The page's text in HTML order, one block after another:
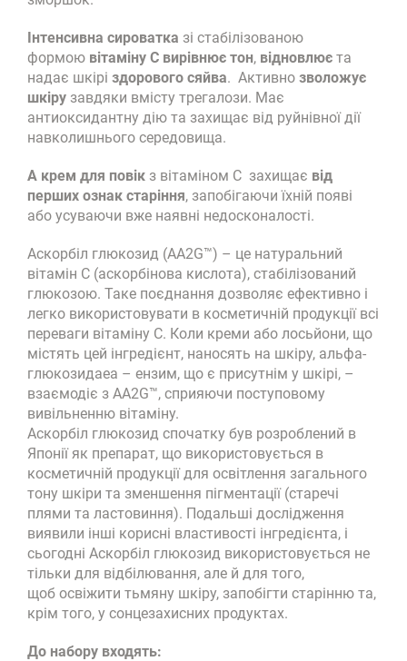
Інтенсивна сироватка зі стабілізованою
формою вітаміну С вирівнює тон, відновлює та
надає шкірі здорового сяйва. Активно зволожує
шкіру завдяки вмісту трегалози. Має
антиоксидантну дію та захищає від руйнівної дії
навколишнього середовища.
А крем для повік з вітаміном С захищає від
перших ознак старіння, запобігаючи їхній появі
або усуваючи вже наявні недосконалості.
Аскорбіл глюкозид (AA2G™) – це натуральний
вітамін С (аскорбінова кислота), стабілізований
глюкозою. Таке поєднання дозволяє ефективно і
легко використовувати в косметичній продукції всі
переваги вітаміну С. Коли креми або лосьйони, що
містять цей інгредієнт, наносять на шкіру, альфа-
глюкозидаеа – ензим, що є присутнім у шкірі, –
взаємодіє з AA2G™, сприяючи поступовому
вивільненню вітаміну.
Аскорбіл глюкозид спочатку був розроблений в
Японії як препарат, що використовується в
косметичній продукції для освітлення загального
тону шкіри та зменшення пігментації (старечі
плями та ластовиння). Подальші дослідження
виявили інші корисні властивості інгредієнта, і
сьогодні Аскорбіл глюкозид використовується не
тільки для відбілювання, але й для того,
щоб освіжити тьмяну шкіру, запобігти старінню та,
крім того, у сонцезахисних продуктах.
До набору входять: